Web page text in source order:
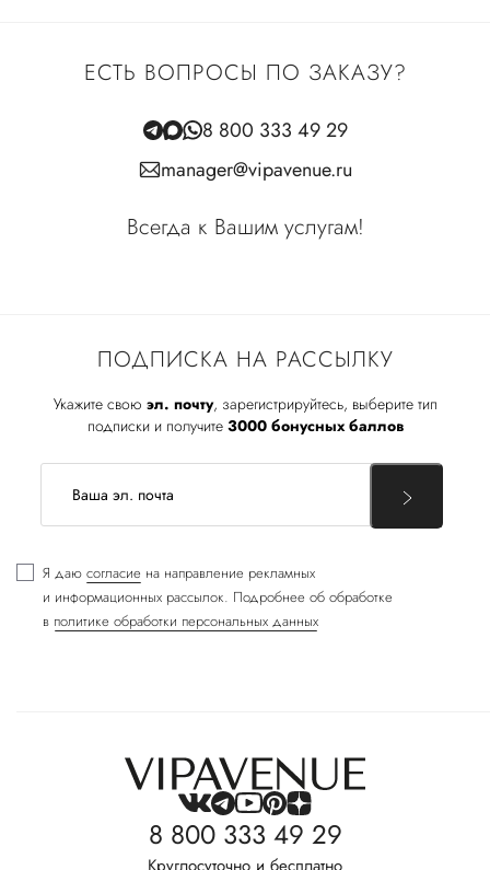
ПОДПИСКА НА РАССЫЛКУ
Укажите свою эл. почту, зарегистрируйтесь, выберите тип
подписки и получите 3000 бонусных баллов
Я даю согласие на направление рекламных
и информационных рассылок. Подробнее об обработке
в политике обработки персональных данных
ЕСТЬ ВОПРОСЫ ПО ЗАКАЗУ?
8 800 333 49 29
manager@vipavenue.ru
Всегда к Вашим услугам!
8 800 333 49 29
Круглосуточно и бесплатно